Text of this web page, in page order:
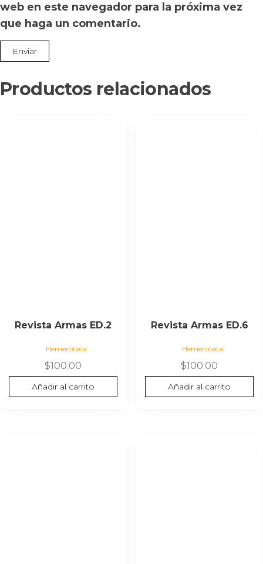
web en este navegador para la próxima vez
que haga un comentario.
Productos relacionados
Revista Armas ED.2
Hemeroteca
$100.00
Añadir al carrito
Revista Armas ED.6
Hemeroteca
$100.00
Añadir al carrito